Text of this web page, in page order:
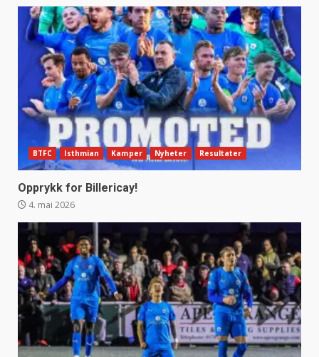
BTFC Isthmian Kamper Nyheter Resultater
Opprykk for Billericay!
4. mai 2026